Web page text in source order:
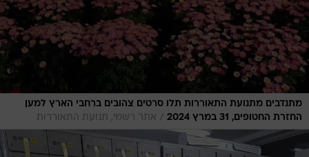
מתנדבים מתנועת התאוררות תלו סרטים צהובים ברחבי הארץ למען
החזרת החטופים, 31 במרץ 2024
/ אתר רשמי, תנועת התאוררות